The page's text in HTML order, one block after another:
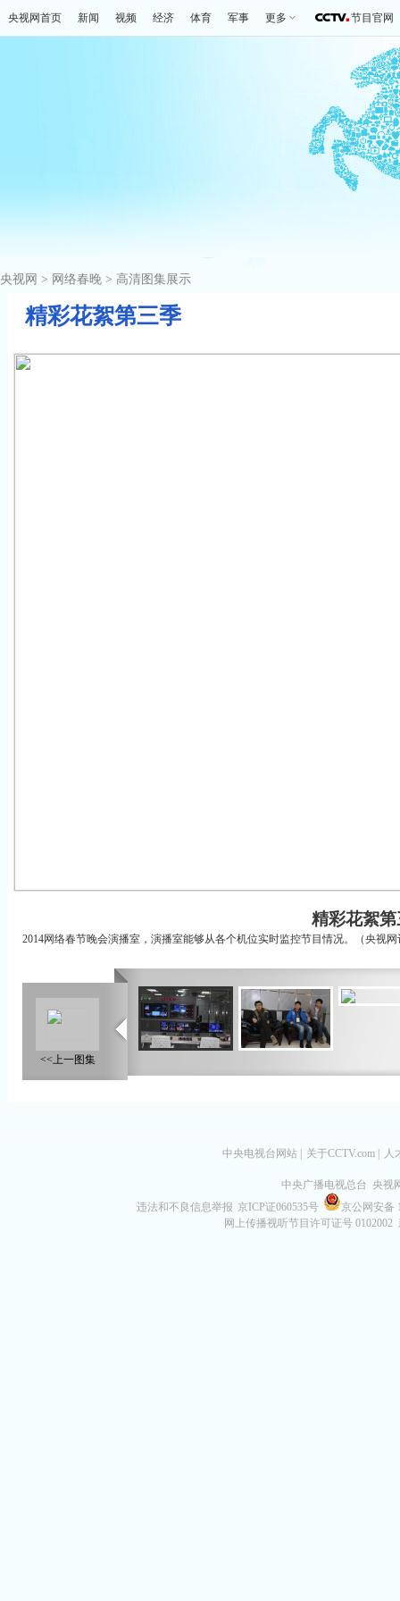
央视网首页 新闻 视频 经济 体育 军事 更多 节目官网
央视网 > 网络春晚 > 高清图集展示
精彩花絮第三季
精彩花絮第
2014网络春节晚会演播室，演播室能够从各个机位实时监控节目情况。（央视
<<上一图集
中央电视台网站 关于CCTV.com 人
中央广播电视总台 央视
违法和不良信息举报 京ICP证060535号
京公网安备
网上传播视听节目许可证号 0102002